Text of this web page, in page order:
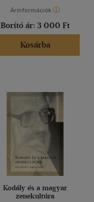
Árinformációk
Borító ár: 3 000 Ft
Kosárba
Kodály és a magyar
zenekultúra